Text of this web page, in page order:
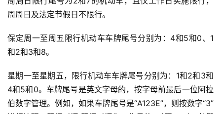
周周日及法定节假日不限行。
保定周一至周五限行机动车车牌尾号分别为：4和5和0、1
和2和3和8。
星期一至星期五，限行机动车车牌尾号分别为：1和2和3和
4和5和0。车牌尾号是英文字母的，按字母前最后一位阿拉
伯数字管理。例如，如果车牌尾号是“A123E”，则按数字“3”